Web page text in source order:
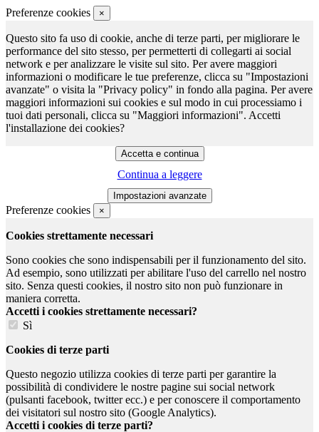
Preferenze cookies ×
Questo sito fa uso di cookie, anche di terze parti, per migliorare le
performance del sito stesso, per permetterti di collegarti ai social
network e per analizzare le visite sul sito. Per avere maggiori
informazioni o modificare le tue preferenze, clicca su "Impostazioni
avanzate" o visita la "Privacy policy" in fondo alla pagina. Per avere
maggiori informazioni sui cookies e sul modo in cui processiamo i
tuoi dati personali, clicca su "Maggiori informazioni". Accetti
l'installazione dei cookies?
Continua a leggere
Preferenze cookies ×
Cookies strettamente necessari
Sono cookies che sono indispensabili per il funzionamento del sito.
Ad esempio, sono utilizzati per abilitare l'uso del carrello nel nostro
sito. Senza questi cookies, il nostro sito non può funzionare in
maniera corretta.
Accetti i cookies strettamente necessari?
Sì
Cookies di terze parti
Questo negozio utilizza cookies di terze parti per garantire la
possibilità di condividere le nostre pagine sui social network
(pulsanti facebook, twitter ecc.) e per conoscere il comportamento
dei visitatori sul nostro sito (Google Analytics).
Accetti i cookies di terze parti?